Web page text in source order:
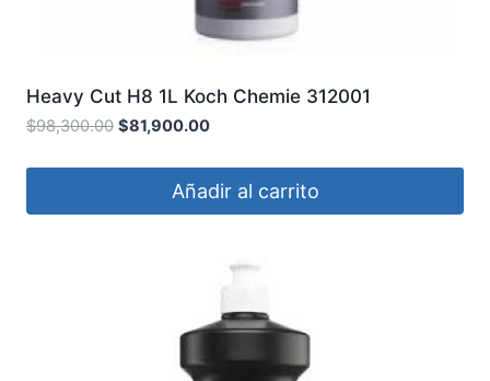
Heavy Cut H8 1L Koch Chemie 312001
$98,300.00 $81,900.00
Añadir al carrito